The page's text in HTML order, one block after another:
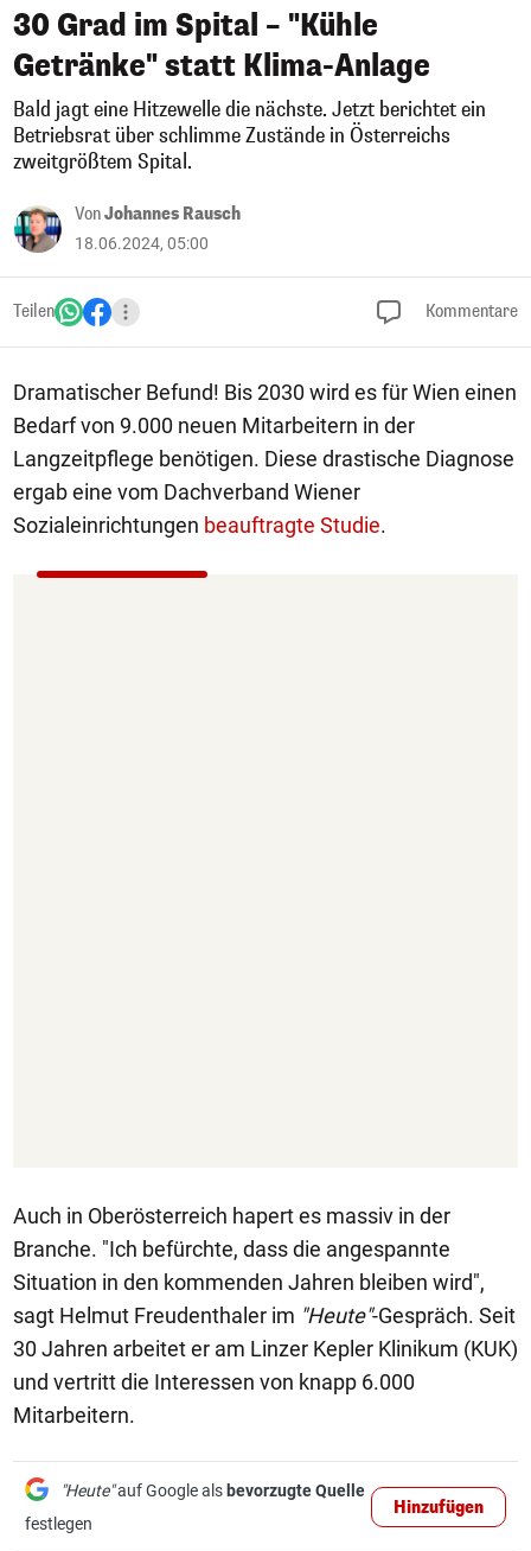
30 Grad im Spital – "Kühle
Getränke" statt Klima-Anlage
Bald jagt eine Hitzewelle die nächste. Jetzt berichtet ein
Betriebsrat über schlimme Zustände in Österreichs
zweitgrößtem Spital.
VonJohannes Rausch
18.06.2024, 05:00
Teilen Kommentare
Dramatischer Befund! Bis 2030 wird es für Wien einen
Bedarf von 9.000 neuen Mitarbeitern in der
Langzeitpflege benötigen. Diese drastische Diagnose
ergab eine vom Dachverband Wiener
Sozialeinrichtungen beauftragte Studie.
Auch in Oberösterreich hapert es massiv in der
Branche. "Ich befürchte, dass die angespannte
Situation in den kommenden Jahren bleiben wird",
sagt Helmut Freudenthaler im "Heute"-Gespräch. Seit
30 Jahren arbeitet er am Linzer Kepler Klinikum (KUK)
und vertritt die Interessen von knapp 6.000
Mitarbeitern.
"Heute"auf Google als bevorzugte Quelle
festlegen
Hinzufügen